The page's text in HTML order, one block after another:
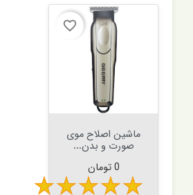
favorite_border
ماشین اصلاح موی
صورت و بدن...
قیمت
0 تومان